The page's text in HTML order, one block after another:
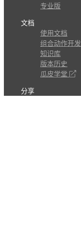
专业版
文档
使用文档
组合动作开发
知识库
版本历史
瓜皮学堂
分享